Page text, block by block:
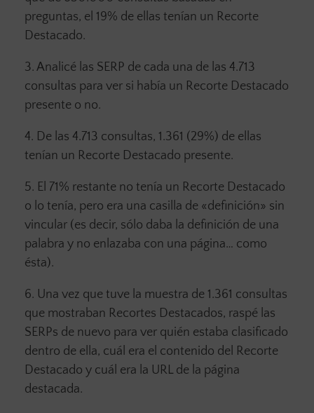
preguntas, el 19% de ellas tenían un Recorte
Destacado.
3. Analicé las SERP de cada una de las 4.713
consultas para ver si había un Recorte Destacado
presente o no.
4. De las 4.713 consultas, 1.361 (29%) de ellas
tenían un Recorte Destacado presente.
5. El 71% restante no tenía un Recorte Destacado
o lo tenía, pero era una casilla de «definición» sin
vincular (es decir, sólo daba la definición de una
palabra y no enlazaba con una página… como
ésta).
6. Una vez que tuve la muestra de 1.361 consultas
que mostraban Recortes Destacados, raspé las
SERPs de nuevo para ver quién estaba clasificado
dentro de ella, cuál era el contenido del Recorte
Destacado y cuál era la URL de la página
destacada.